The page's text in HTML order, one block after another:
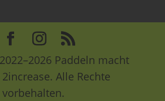
Paddeln macht
Alle Rechte
vorbehalten.